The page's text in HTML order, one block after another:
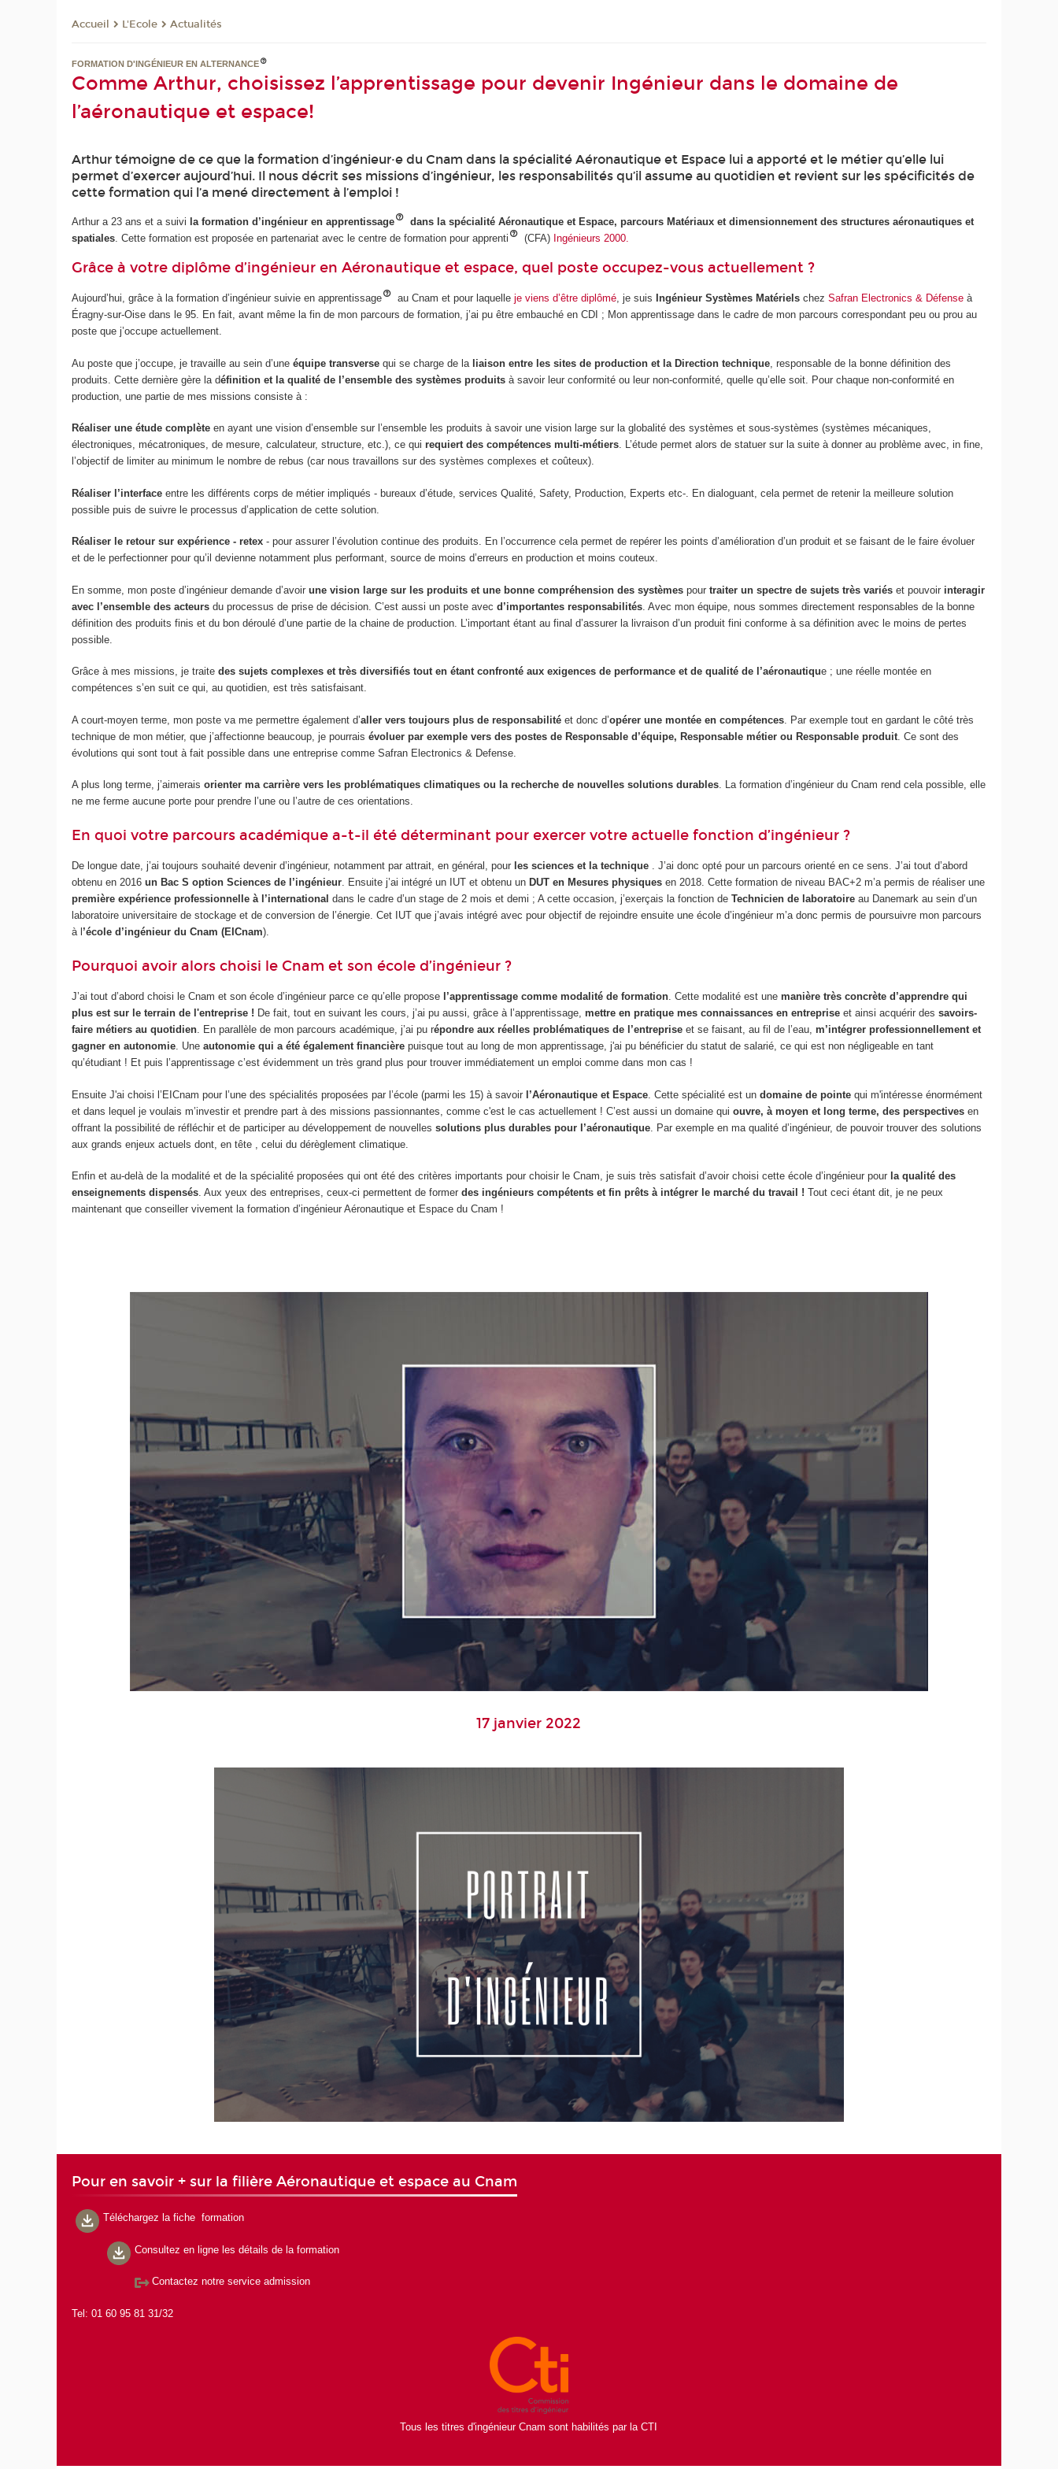
Accueil L'Ecole Actualités
FORMATION D'INGÉNIEUR EN ALTERNANCE
Comme Arthur, choisissez l’apprentissage pour devenir Ingénieur dans le domaine de
l’aéronautique et espace!
Arthur témoigne de ce que la formation d’ingénieur·e du Cnam dans la spécialité Aéronautique et Espace lui a apporté et le métier qu’elle lui
permet d’exercer aujourd’hui. Il nous décrit ses missions d’ingénieur, les responsabilités qu’il assume au quotidien et revient sur les spécificités de
cette formation qui l’a mené directement à l’emploi !
Arthur a 23 ans et a suivi la formation d’ingénieur en apprentissage
dans la spécialité Aéronautique et Espace, parcours Matériaux et dimensionnement des structures aéronautiques et
spatiales . Cette formation est proposée en partenariat avec le centre de formation pour apprenti (CFA) Ingénieurs 2000.
Grâce à votre diplôme d’ingénieur en Aéronautique et espace, quel poste occupez-vous actuellement ?
Aujourd’hui, grâce à la formation d’ingénieur suivie en apprentissage au Cnam et pour laquelleje viens d’être diplômé, je suis Ingénieur Systèmes Matériels chezSafran Electronics & Défense à
Éragny-sur-Oise dans le 95. En fait, avant même la fin de mon parcours de formation, j’ai pu être embauché en CDI ; Mon apprentissage dans le cadre de mon parcours correspondant peu ou prou au
poste que j’occupe actuellement.
Au poste que j’occupe, je travaille au sein d’uneéquipe transverse qui se charge de la liaison entre les sites de production et la Direction technique , responsable de la bonne définition des
produits. Cette dernière gère la définition et la qualité de l’ensemble des systèmes produits à savoir leur conformité ou leur non-conformité, quelle qu’elle soit. Pour chaque non-conformité en
production, une partie de mes missions consiste à :
Réaliser une étude complète en ayant une vision d’ensemble sur l’ensemble les produits à savoir une vision large sur la globalité des systèmes et sous-systèmes (systèmes mécaniques,
électroniques, mécatroniques, de mesure, calculateur, structure, etc.), ce quirequiert des compétences multi-métiers. L’étude permet alors de statuer sur la suite à donner au problème avec, in fine,
l’objectif de limiter au minimum le nombre de rebus (car nous travaillons sur des systèmes complexes et coûteux).
Réaliser l’interface entre les différents corps de métier impliqués - bureaux d’étude, services Qualité, Safety, Production, Experts etc-. En dialoguant, cela permet de retenir la meilleure solution
possible puis de suivre le processus d’application de cette solution.
Réaliser le retour sur expérience - retex - pour assurer l’évolution continue des produits. En l’occurrence cela permet de repérer les points d’amélioration d’un produit et se faisant de le faire évoluer
et de le perfectionner pour qu’il devienne notamment plus performant, source de moins d’erreurs en production et moins couteux.
En somme, mon poste d’ingénieur demande d’avoir une vision large sur les produits et une bonne compréhension des systèmes pourtraiter un spectre de sujets très variés et pouvoir interagir
avec l’ensemble des acteursdu processus de prise de décision. C’est aussi un poste avecd’importantes responsabilités . Avec mon équipe, nous sommes directement responsables de la bonne
définition des produits finis et du bon déroulé d’une partie de la chaine de production. L’important étant au final d’assurer la livraison d’un produit fini conforme à sa définition avec le moins de pertes
possible.
Grâce à mes missions, je traitedes sujets complexes et très diversifiés tout en étant confronté aux exigences de performance et de qualité de l’aéronautique ; une réelle montée en
compétences s’en suit ce qui, au quotidien, est très satisfaisant.
A court-moyen terme, mon poste va me permettre également d’aller vers toujours plus de responsabilité et donc d’opérer une montée en compétences . Par exemple tout en gardant le côté très
technique de mon métier, que j’affectionne beaucoup, je pourraisévoluer par exemple vers des postes de Responsable d’équipe, Responsable métier ou Responsable produit . Ce sont des
évolutions qui sont tout à fait possible dans une entreprise comme Safran Electronics & Defense.
A plus long terme, j’aimerais orienter ma carrière vers les problématiques climatiques ou la recherche de nouvelles solutions durables. La formation d’ingénieur du Cnam rend cela possible, elle
ne me ferme aucune porte pour prendre l’une ou l’autre de ces orientations.
En quoi votre parcours académique a-t-il été déterminant pour exercer votre actuelle fonction d’ingénieur ?
De longue date, j’ai toujours souhaité devenir d’ingénieur, notamment par attrait, en général, pour les sciences et la technique . J’ai donc opté pour un parcours orienté en ce sens. J’ai tout d’abord
obtenu en 2016un Bac S option Sciences de l’ingénieur. Ensuite j’ai intégré un IUT et obtenu un DUT en Mesures physiques en 2018. Cette formation de niveau BAC+2 m’a permis de réaliser une
première expérience professionnelle à l’international dans le cadre d’un stage de 2 mois et demi ; A cette occasion, j’exerçais la fonction deTechnicien de laboratoireau Danemark au sein d’un
laboratoire universitaire de stockage et de conversion de l’énergie. Cet IUT que j’avais intégré avec pour objectif de rejoindre ensuite une école d’ingénieur m’a donc permis de poursuivre mon parcours
à l ’école d’ingénieur du Cnam (EICnam).
Pourquoi avoir alors choisi le Cnam et son école d’ingénieur ?
J’ai tout d’abord choisi le Cnam et son école d’ingénieur parce ce qu’elle propose l’apprentissage comme modalité de formation. Cette modalité est unemanière très concrète d’apprendre qui
plus est sur le terrain de l'entreprise ! De fait, tout en suivant les cours, j’ai pu aussi, grâce à l’apprentissage,mettre en pratique mes connaissances en entreprise et ainsi acquérir dessavoirs-
faire métiers au quotidien. En parallèle de mon parcours académique, j’ai pu répondre aux réelles problématiques de l’entrepriseet se faisant, au fil de l’eau,m’intégrer professionnellement et
gagner en autonomie. Une autonomie qui a été également financière puisque tout au long de mon apprentissage, j'ai pu bénéficier du statut de salarié, ce qui est non négligeable en tant
qu’étudiant ! Et puis l’apprentissage c’est évidemment un très grand plus pour trouver immédiatement un emploi comme dans mon cas !
Ensuite J'ai choisi l’EICnam pour l’une des spécialités proposées par l’école (parmi les 15) à savoir l’Aéronautique et Espace . Cette spécialité est undomaine de pointequi m'intéresse énormément
et dans lequel je voulais m’investir et prendre part à des missions passionnantes, comme c'est le cas actuellement ! C’est aussi un domaine quiouvre, à moyen et long terme, des perspectives en
offrant la possibilité de réfléchir et de participer au développement de nouvelles solutions plus durables pour l’aéronautique . Par exemple en ma qualité d’ingénieur, de pouvoir trouver des solutions
aux grands enjeux actuels dont, en tête , celui du dérèglement climatique.
Enfin et au-delà de la modalité et de la spécialité proposées qui ont été des critères importants pour choisir le Cnam, je suis très satisfait d’avoir choisi cette école d’ingénieur pour la qualité des
enseignements dispensés. Aux yeux des entreprises, ceux-ci permettent de formerdes ingénieurs compétents et fin prêts à intégrer le marché du travail ! Tout ceci étant dit, je ne peux
maintenant que conseiller vivement la formation d’ingénieur Aéronautique et Espace du Cnam !
17 janvier 2022
Pour en savoir + sur la filière Aéronautique et espace au Cnam
Téléchargez la fiche formation
Consultez en ligne les détails de la formation
Contactez notre service admission
Tel: 01 60 95 81 31/32
Tous les titres d'ingénieur Cnam sont habilités par la CTI